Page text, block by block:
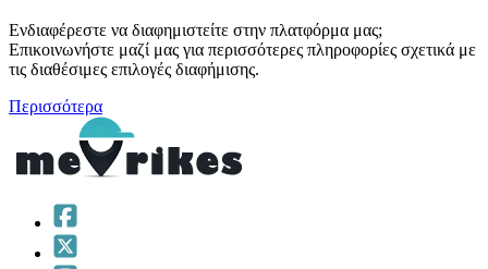
Ενδιαφέρεστε να διαφημιστείτε στην πλατφόρμα μας;
Επικοινωνήστε μαζί μας για περισσότερες πληροφορίες σχετικά με
τις διαθέσιμες επιλογές διαφήμισης.
Περισσότερα